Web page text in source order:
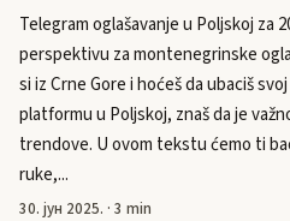
Telegram oglašavanje u Poljskoj za
perspektivu za montenegrinske
si iz Crne Gore i hoćeš da ubaciš
platformu u Poljskoj, znaš da je
trendove. U ovom tekstu ćemo ti
ruke,...
30. јун 2025. · 3 min